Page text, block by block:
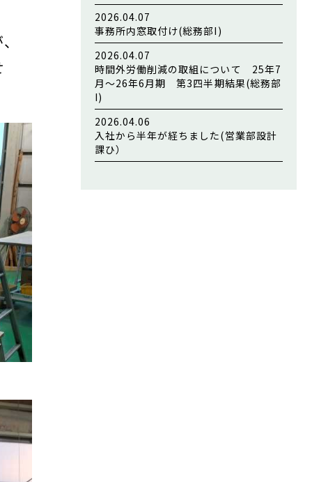
2026.04.07
事務所内窓取付け(総務部I)
2026.04.07
時間外労働削減の取組について 25年7
月～26年6月期 第3四半期結果(総務部
I)
2026.04.06
入社から半年が経ちました(営業部設計
課ひ）